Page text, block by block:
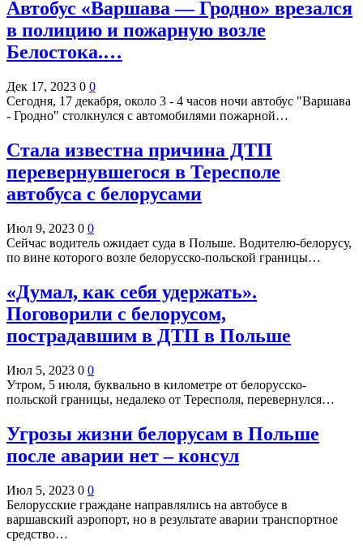
Автобус «Варшава — Гродно» врезался
в полицию и пожарную возле
Белостока.…
Дек 17, 2023 0 0
Сегодня, 17 декабря, около 3 - 4 часов ночи автобус "Варшава
- Гродно" столкнулся с автомобилями пожарной…
Стала известна причина ДТП
перевернувшегося в Тересполе
автобуса с белорусами
Июл 9, 2023 0 0
Сейчас водитель ожидает суда в Польше. Водителю-белорусу,
по вине которого возле белорусско-польской границы…
«Думал, как себя удержать».
Поговорили с белорусом,
пострадавшим в ДТП в Польше
Июл 5, 2023 0 0
Утром, 5 июля, буквально в километре от белорусско-
польской границы, недалеко от Тересполя, перевернулся…
Угрозы жизни белорусам в Польше
после аварии нет – консул
Июл 5, 2023 0 0
Белорусские граждане направлялись на автобусе в
варшавский аэропорт, но в результате аварии транспортное
средство…